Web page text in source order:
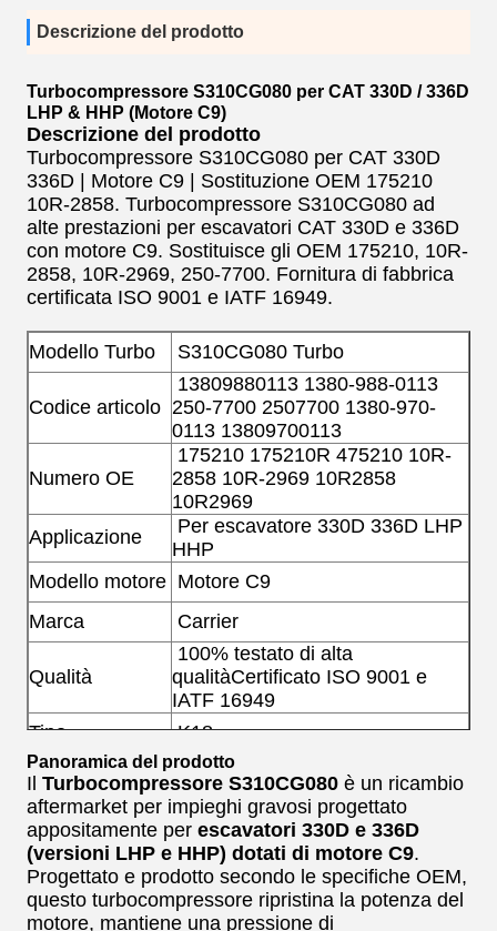
Descrizione del prodotto
Turbocompressore S310CG080 per CAT 330D / 336D
LHP & HHP (Motore C9)
Descrizione del prodotto
Turbocompressore S310CG080 per CAT 330D
336D | Motore C9 | Sostituzione OEM 175210
10R-2858. Turbocompressore S310CG080 ad
alte prestazioni per escavatori CAT 330D e 336D
con motore C9. Sostituisce gli OEM 175210, 10R-
2858, 10R-2969, 250-7700. Fornitura di fabbrica
certificata ISO 9001 e IATF 16949.
Modello Turbo S310CG080 Turbo
Codice articolo
13809880113 1380-988-0113
250-7700 2507700 1380-970-
0113 13809700113
Numero OE
175210 175210R 475210 10R-
2858 10R-2969 10R2858
10R2969
Applicazione
Per escavatore 330D 336D LHP
HHP
Modello motore Motore C9
Marca
Carrier
Qualità
100% testato di alta
qualitàCertificato ISO 9001 e
IATF 16949
Tipo
K18
Materiale
Lega
Carburante
Motore diesel
Panoramica del prodotto
Il Turbocompressore S310CG080 è un ricambio
aftermarket per impieghi gravosi progettato
appositamente per escavatori 330D e 336D
(versioni LHP e HHP) dotati di motore C9.
Progettato e prodotto secondo le specifiche OEM,
questo turbocompressore ripristina la potenza del
motore, mantiene una pressione di